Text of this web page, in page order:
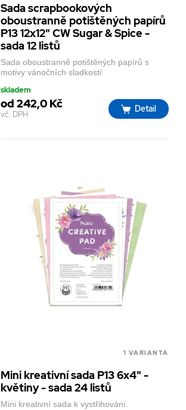
Sada scrapbookových
oboustranně potištěných papírů
P13 12x12" CW Sugar & Spice -
sada 12 listů
Sada oboustranně potištěných papírů s
motivy vánočních sladkostí
skladem
od 242,0 Kč
vč. DPH Detail
1 VARIANTA
Mini kreativní sada P13 6x4" -
květiny - sada 24 listů
Mini kreativní sada k vystřihování.